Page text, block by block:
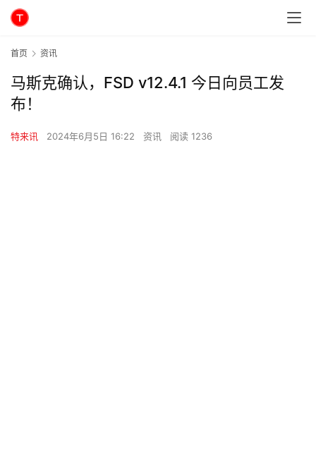
首页 资讯
马斯克确认，FSD v12.4.1 今日向员工发
布！
特来讯 2024年6月5日 16:22 资讯 阅读 1236